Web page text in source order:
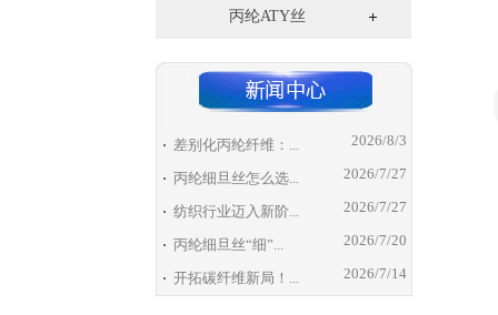
丙纶ATY丝
差别化丙纶纤维：... 2026/8/3
丙纶细旦丝怎么选... 2026/7/27
纺织行业迈入新阶... 2026/7/27
丙纶细旦丝“细”... 2026/7/20
开拓碳纤维新局！... 2026/7/14